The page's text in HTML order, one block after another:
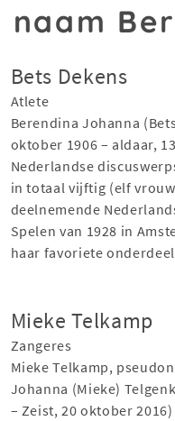
Bets Dekens
Atlete
Berendina Johanna
oktober 1906 – aldaar,
Nederlandse
in totaal vijftig (elf
deelnemende
Spelen van 1928 in
haar favoriete
Mieke Telkamp
Zangeres
Mieke Telkamp,
Johanna (Mieke)
– Zeist, 20 oktober